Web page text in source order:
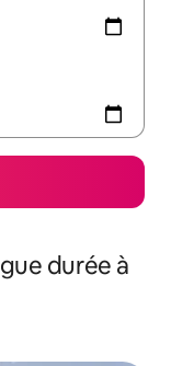
durée à